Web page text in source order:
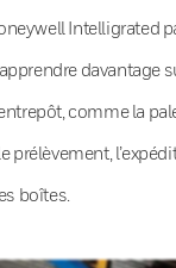
Intelligrated
davantage
comme la
prélèvement,
boîtes.